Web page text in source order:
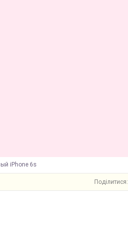
iPhone 6s
Поділитися: